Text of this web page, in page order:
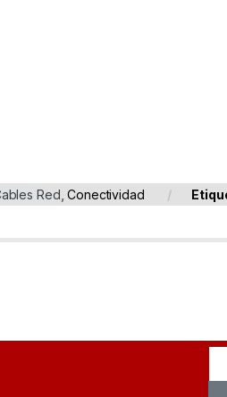
Red ,Conectividad